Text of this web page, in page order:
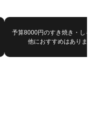
予算8000円のすき焼き・しゃ
他におすすめはあります